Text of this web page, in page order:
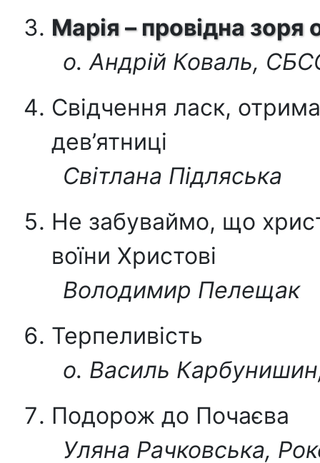
Марія – провідна зоря
о. Андрій Коваль,
Свідчення ласк,
дев’ятниці
Світлана Підляська
Не забуваймо, що
воїни Христові
Володимир Пелещак
Терпеливість
о. Василь
Подорож до Почаєва
Уляна Рачковська,